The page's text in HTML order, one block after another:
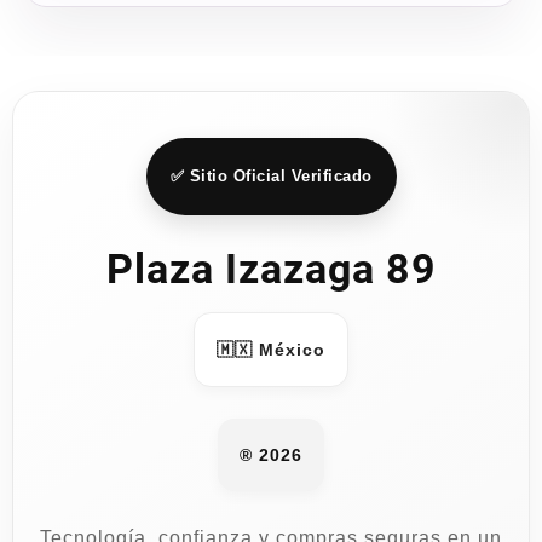
✅ Sitio Oficial Verificado
Plaza Izazaga 89
🇲🇽 México
® 2026